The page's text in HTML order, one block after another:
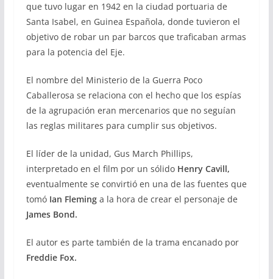
que tuvo lugar en 1942 en la ciudad portuaria de
Santa Isabel, en Guinea Española, donde tuvieron el
objetivo de robar un par barcos que traficaban armas
para la potencia del Eje.
El nombre del Ministerio de la Guerra Poco
Caballerosa se relaciona con el hecho que los espías
de la agrupación eran mercenarios que no seguían
las reglas militares para cumplir sus objetivos.
El líder de la unidad, Gus March Phillips,
interpretado en el film por un sólido Henry Cavill,
eventualmente se convirtió en una de las fuentes que
tomó Ian Fleminga la hora de crear el personaje de
James Bond.
El autor es parte también de la trama encanado por
Freddie Fox.